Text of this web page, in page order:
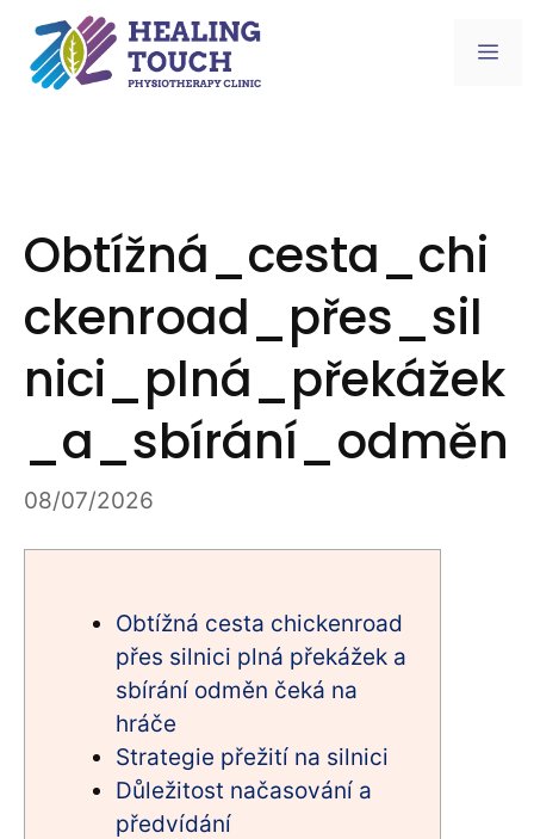
content
Obtížná_cesta_chi
ckenroad_přes_sil
nici_plná_překážek
_a_sbírání_odměn
08/07/2026
Obtížná cesta chickenroad
přes silnici plná překážek a
sbírání odměn čeká na
hráče
Strategie přežití na silnici
Důležitost načasování a
předvídání